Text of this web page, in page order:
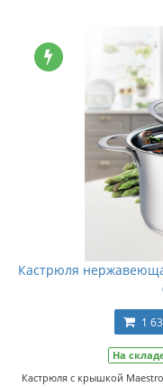
Кастрюля
1
На
Кастрюля с крышкой